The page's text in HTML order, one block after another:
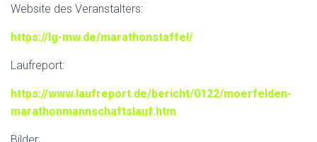
Website des Veranstalters:
https://lg-mw.de/marathonstaffel/
Laufreport:
https://www.laufreport.de/bericht/0122/moerfelden-
marathonmannschaftslauf.htm